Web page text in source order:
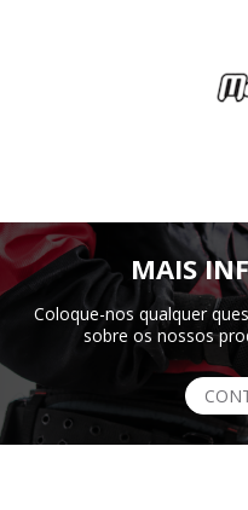
MAIS
Coloque-nos qualquer
sobre os nossos